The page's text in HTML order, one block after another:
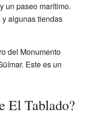
un paseo marítimo.
algunas tiendas
del Monumento
Este es un
El Tablado?